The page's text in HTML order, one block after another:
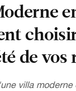
de vos
villa moderne